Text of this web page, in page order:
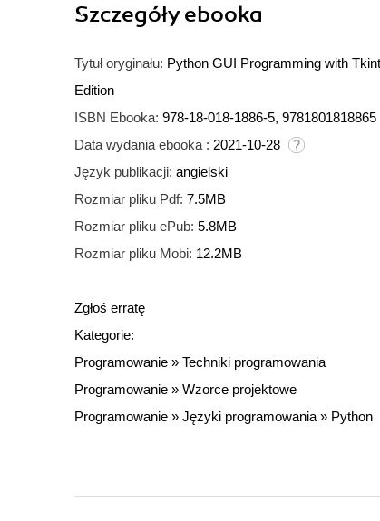
Szczegółyebooka
Tytuł oryginału: Python GUI Programming with
Edition
ISBN Ebooka: 978-18-018-1886-5, 9781801818865
Data wydania ebooka : 2021-10-28
Język publikacji: angielski
Rozmiar pliku Pdf: 7.5MB
Rozmiar pliku ePub: 5.8MB
Rozmiar pliku Mobi: 12.2MB
Zgłoś erratę
Kategorie:
Programowanie » Techniki programowania
Programowanie » Wzorce projektowe
Programowanie » Języki programowania » Python